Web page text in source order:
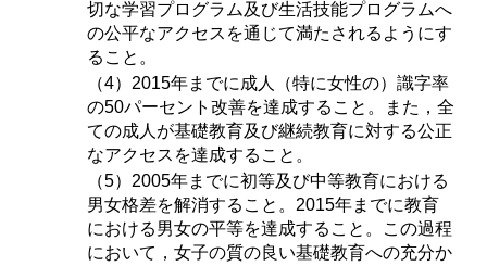
切な学習プログラム及び生活技能プログラムへ
の公平なアクセスを通じて満たされるようにす
ること。
（4）2015年までに成人（特に女性の）識字率
の50パーセント改善を達成すること。また，全
ての成人が基礎教育及び継続教育に対する公正
なアクセスを達成すること。
（5）2005年までに初等及び中等教育における
男女格差を解消すること。2015年までに教育
における男女の平等を達成すること。この過程
において，女子の質の良い基礎教育への充分か